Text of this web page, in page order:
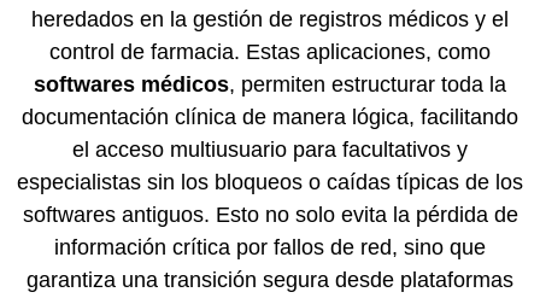
heredados en la gestión de registros médicos y el
control de farmacia. Estas aplicaciones, como
softwares médicos, permiten estructurar toda la
documentación clínica de manera lógica, facilitando
el acceso multiusuario para facultativos y
especialistas sin los bloqueos o caídas típicas de los
softwares antiguos. Esto no solo evita la pérdida de
información crítica por fallos de red, sino que
garantiza una transición segura desde plataformas